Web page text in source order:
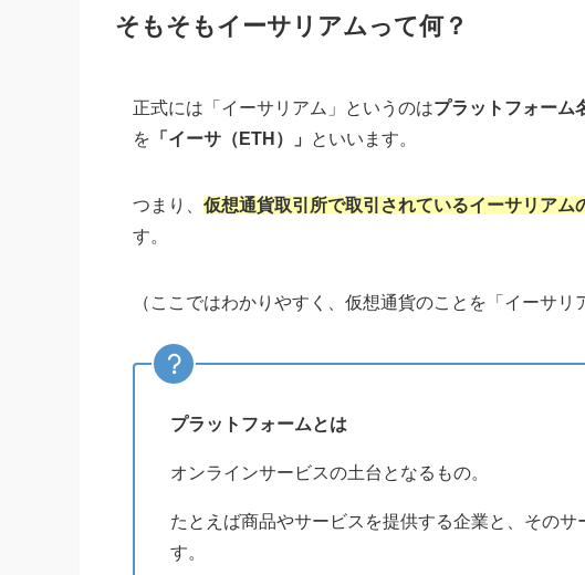
そもそもイーサリアムって何？
正式には「イーサリアム」というのはプラットフォーム
を 「イーサ（ETH）」 といいます。
つまり、 仮想通貨取引所で取引されているイーサリアム
す。
（ここではわかりやすく、仮想通貨のことを「イーサリ
プラットフォームとは
オンラインサービスの土台となるもの。
たとえば商品やサービスを提供する企業と、その
す。